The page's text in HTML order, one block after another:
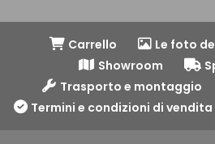
Carrello
Le foto
Showroom
Trasporto e montaggio
Termini e condizioni di vendita